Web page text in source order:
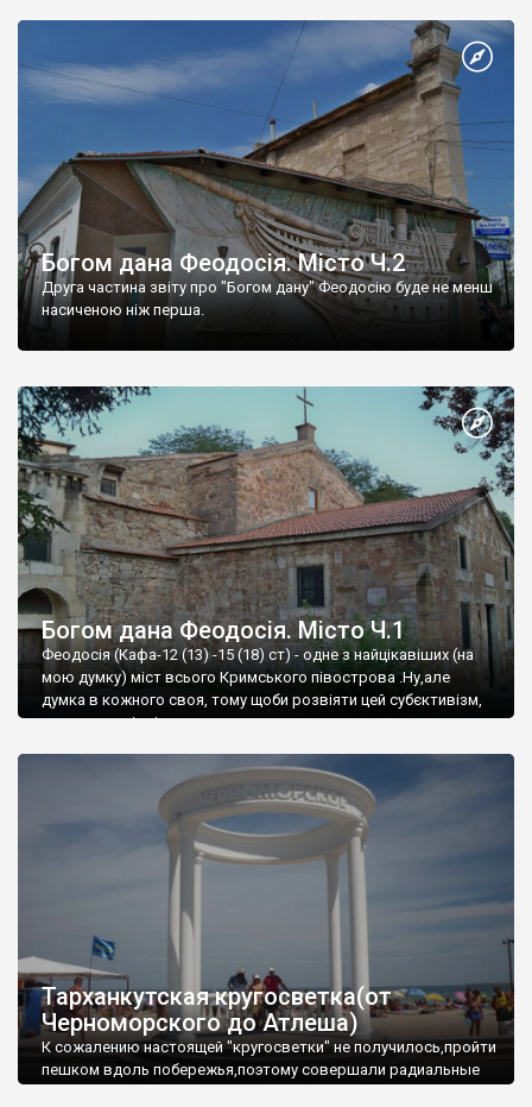
Богом дана Феодосія. Місто Ч.2
Друга частина звіту про "Богом дану" Феодосію буде не менш
насиченою ніж перша.
Богом дана Феодосія. Місто Ч.1
Феодосія (Кафа-12 (13) -15 (18) ст) - одне з найцікавіших (на
мою думку) міст всього Кримського півострова .Ну,але
думка в кожного своя, тому щоби розвіяти цей субєктивізм,
запрошую відвідати це
Тарханкутская кругосветка(от
Черноморского до Атлеша)
К сожалению настоящей "кругосветки" не получилось,пройти
пешком вдоль побережья,поэтому совершали радиальные